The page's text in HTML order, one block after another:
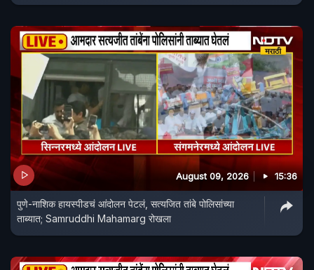
August 09, 2026 15:36
पुणे-नाशिक हायस्पीडचं आंदोलन पेटलं, सत्यजित तांबे पोलिसांच्या
ताब्यात; Samruddhi Mahamarg रोखला